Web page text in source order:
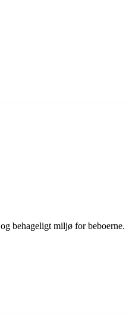
behageligt miljø for beboerne.